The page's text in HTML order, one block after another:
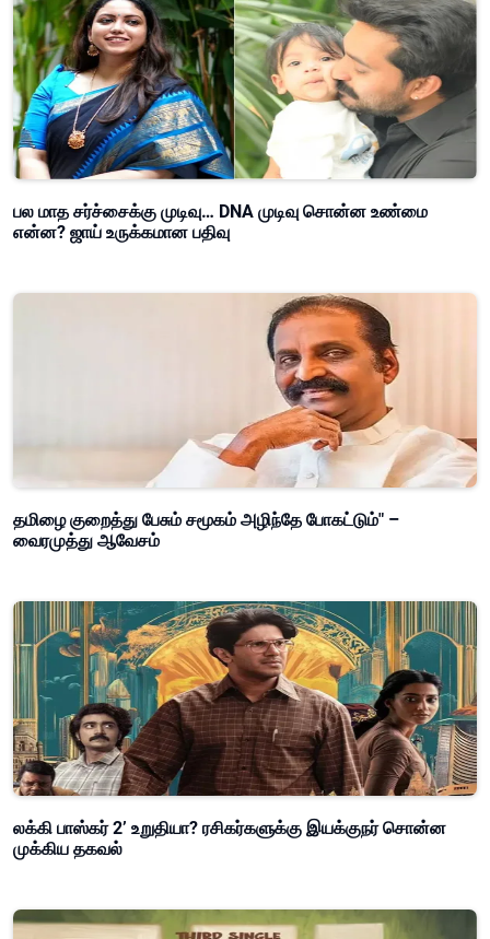
பல மாத சர்ச்சைக்கு முடிவு… DNA முடிவு சொன்ன உண்மை
என்ன? ஜாய் உருக்கமான பதிவு
தமிழை குறைத்து பேசும் சமூகம் அழிந்தே போகட்டும்" –
வைரமுத்து ஆவேசம்
லக்கி பாஸ்கர் 2’ உறுதியா? ரசிகர்களுக்கு இயக்குநர் சொன்ன
முக்கிய தகவல்